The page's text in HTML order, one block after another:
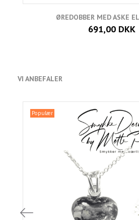
ØREDOBBER MED ASKE
691,00 DKK
VI ANBEFALER
Populær